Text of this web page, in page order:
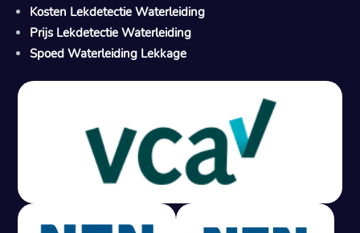
M
Gratis offerte in 24 uur
Geen lekkage? Geen betaling.
Kosten Lekdetectie Waterleiding
Prijs Lekdetectie Waterleiding
Spoed Waterleiding Lekkage